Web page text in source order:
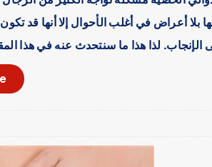
بلا أعراض في أغلب الأحوال إلا أنها قد
الإنجاب. لذا هذا ما سنتحدث عنه في هذا